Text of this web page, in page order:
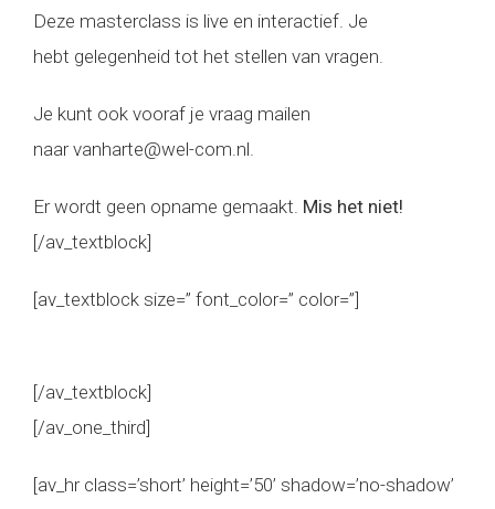
Deze masterclass is live en interactief. Je
hebt gelegenheid tot het stellen van vragen.
Je kunt ook vooraf je vraag mailen
naar vanharte@wel-com.nl.
Er wordt geen opname gemaakt. Mis het niet!
[/av_textblock]
[av_textblock size=” font_color=” color=”]
[/av_textblock]
[/av_one_third]
[av_hr class=’short’ height=’50’ shadow=’no-shadow’